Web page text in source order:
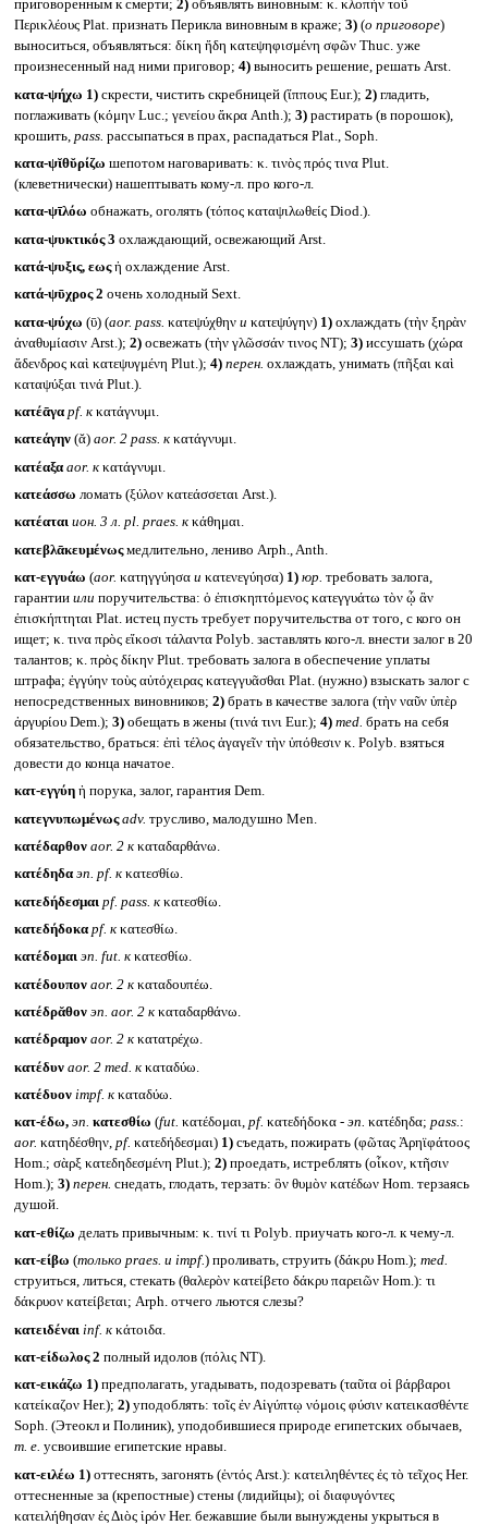
приговоренным к смерти; 2)объявлять виновным: κ. κλοπὴν τοῦ
Περικλέους Plat. признать Перикла виновным в краже; 3)(о приговоре)
выноситься, объявляться: δίκη ἤδη κατεψηφισμένη σφῶν Thuc. уже
произнесенный над ними приговор; 4)выносить решение, решать Arst.
κατα-ψήχω 1)скрести, чистить скребницей (ἵππους Eur.); 2)гладить,
поглаживать (κόμην Luc.; γενείου ἄκρα Anth.); 3)растирать (в порошок),
крошить, pass. рассыпаться в прах, распадаться Plat., Soph.
κατα-ψῐθῠρίζω шепотом наговаривать: κ. τινὸς πρός τινα Plut.
(клеветнически) нашептывать кому-л. про кого-л.
κατα-ψῑλόω обнажать, оголять (τόπος καταψιλωθείς Diod.).
κατα-ψυκτικός 3 охлаждающий, освежающий Arst.
κατά-ψυξις, εωςἡ охлаждение Arst.
κατά-ψῡχρος 2 очень холодный Sext.
κατα-ψύχω (ῡ) (aor. pass. κατεψύχθην и κατεψύγην) 1)охлаждать (τὴν ξηρὰν
ἀναθυμίασιν Arst.); 2)освежать (τὴν γλῶσσάν τινος NT); 3)иссушать (χώρα
ἄδενδρος καὶ κατεψυγμένη Plut.); 4) перен. охлаждать, унимать (πῆξαι καὶ
καταψύξαι τινά Plut.).
κατέᾱγα pf. кκατάγνυμι.
κατεάγην(ᾰ) aor. 2 pass. кκατάγνυμι.
κατέαξα aor. кκατάγνυμι.
κατεάσσω ломать (ξύλον κατεάσσεται Arst.).
κατέαται ион. 3 л. pl. praes. кκάθημαι.
κατεβλᾱκευμένωςмедлительно, лениво Arph., Anth.
κατ-εγγυάω (aor. κατηγγύησα и κατενεγύησα) 1) юр. требовать залога,
гарантии или поручительства: ὁ ἐπισκηπτόμενος κατεγγυάτω τὸν ᾧ ἂν
ἐπισκήπτηται Plat. истец пусть требует поручительства от того, с кого он
ищет; κ. τινα πρὸς εἴκοσι τάλαντα Polyb. заставлять кого-л. внести залог в 20
талантов; κ. πρὸς δίκην Plut. требовать залога в обеспечение уплаты
штрафа; ἐγγύην τοὺς αὐτόχειρας κατεγγυᾶσθαι Plat. (нужно) взыскать залог с
непосредственных виновников; 2)брать в качестве залога (τὴν ναῦν ὑπὲρ
ἀργυρίου Dem.); 3)обещать в жены (τινά τινι Eur.); 4) med. брать на себя
обязательство, браться: ἐπὶ τέλος ἀγαγεῖν τὴν ὑπόθεσιν κ. Polyb. взяться
довести до конца начатое.
κατ-εγγύη ἡ порука, залог, гарантия Dem.
κατεγνυπωμένως adv. трусливо, малодушно Men.
κατέδαρθον aor. 2 кκαταδαρθάνω.
κατέδηδα эп. pf. кκατεσθίω.
κατεδήδεσμαι pf. pass. кκατεσθίω.
κατεδήδοκα pf. кκατεσθίω.
κατέδομαι эп. fut. кκατεσθίω.
κατέδουπον aor. 2 кκαταδουπέω.
κατέδρᾰθον эп. aor. 2 кκαταδαρθάνω.
κατέδραμον aor. 2 кκατατρέχω.
κατέδυν aor. 2 med. кκαταδύω.
κατέδυον impf. кκαταδύω.
κατ-έδω, эп. κατεσθίω (fut. κατέδομαι, pf. κατεδήδοκα - эп. κατέδηδα; pass.:
aor. κατηδέσθην, pf. κατεδήδεσμαι) 1)съедать, пожирать (φῶτας Ἀρηϊφάτοος
Hom.; σὰρξ κατεδηδεσμένη Plut.); 2)проедать, истреблять (οἶκον, κτῆσιν
Hom.); 3) перен. снедать, глодать, терзать: ὃν θυμὸν κατέδων Hom. терзаясь
душой.
κατ-εθίζω делать привычным: κ. τινί τι Polyb. приучать кого-л. к чему-л.
κατ-είβω (только praes. и impf.) проливать, струить (δάκρυ Hom.); med.
струиться, литься, стекать (θαλερὸν κατείβετο δάκρυ παρειῶν Hom.): τι
δάκρυον κατείβεται; Arph. отчего льются слезы?
κατειδέναι inf. кκάτοιδα.
κατ-είδωλος 2 полный идолов (πόλις NT).
κατ-εικάζω 1)предполагать, угадывать, подозревать (ταῦτα οἱ βάρβαροι
κατείκαζον Her.); 2)уподоблять: τοῖς ἐν Αἰγύπτῳ νόμοις φύσιν κατεικασθέντε
Soph. (Этеокл и Полиник), уподобившиеся природе египетских обычаев,
т. е. усвоившие египетские нравы.
κατ-ειλέω 1)оттеснять, загонять (ἐντός Arst.): κατειληθέντες ἐς τὸ τεῖχος Her.
оттесненные за (крепостные) стены (лидийцы); οἱ διαφυγόντες
κατειλήθησαν ἐς Διὸς ἱρόν Her. бежавшие были вынуждены укрыться в